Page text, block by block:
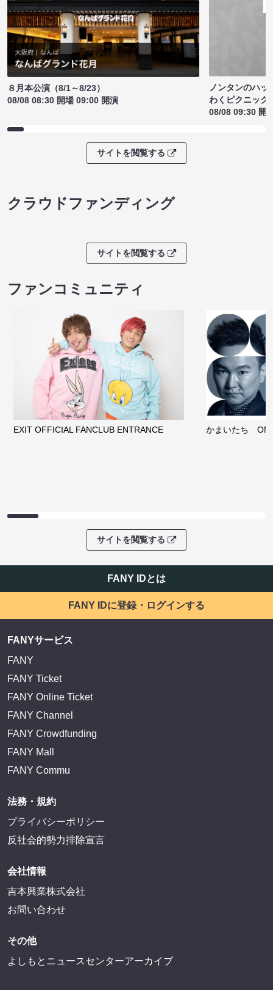
８月本公演（8/1～8/23）
08/08 08:30 開場 09:00 開演
ノンタンのハッ
わくピクニック
08/08 09:30 開
サイトを閲覧する
クラウドファンディング
サイトを閲覧する
ファンコミュニティ
EXIT OFFICIAL FANCLUB ENTRANCE かまいたち
サイトを閲覧する
FANY IDとは
FANY IDに登録・ログインする
FANYサービス
FANY
FANY Ticket
FANY Online Ticket
FANY Channel
FANY Crowdfunding
FANY Mall
FANY Commu
法務・規約
プライバシーポリシー
反社会的勢力排除宣言
会社情報
吉本興業株式会社
お問い合わせ
その他
よしもとニュースセンターアーカイブ